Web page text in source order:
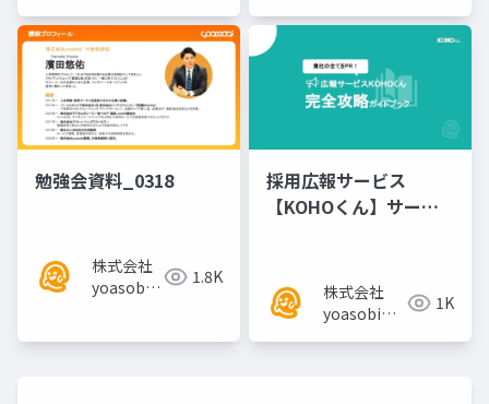
様
勉強会資料_0318
株式会社
yoasobi
1.8K
採用広報サービス
【KOHOくん】サービ
株式会社
yoasobi／
1K